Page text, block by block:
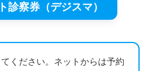
診察券（デジスマ）
ください。ネットからは予約